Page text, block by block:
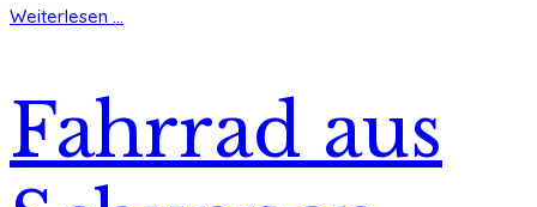
Weiterlesen ...
Fahrrad aus